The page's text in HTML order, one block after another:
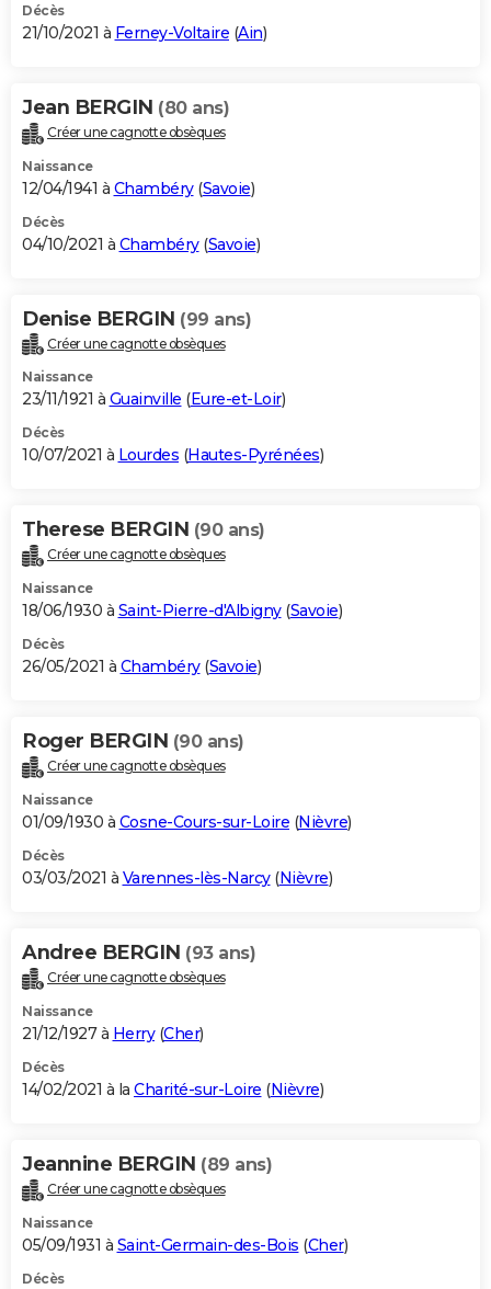
Décès
21/10/2021 à Ferney-Voltaire (Ain)
Jean BERGIN (80 ans)
Créer une cagnotte obsèques
Naissance
12/04/1941 à Chambéry(Savoie)
Décès
04/10/2021 à Chambéry(Savoie)
Denise BERGIN (99 ans)
Créer une cagnotte obsèques
Naissance
23/11/1921 à Guainville (Eure-et-Loir)
Décès
10/07/2021 à Lourdes (Hautes-Pyrénées)
Therese BERGIN (90 ans)
Créer une cagnotte obsèques
Naissance
18/06/1930 à Saint-Pierre-d'Albigny(Savoie)
Décès
26/05/2021 à Chambéry(Savoie)
Roger BERGIN (90 ans)
Créer une cagnotte obsèques
Naissance
01/09/1930 à Cosne-Cours-sur-Loire (Nièvre)
Décès
03/03/2021 à Varennes-lès-Narcy(Nièvre)
Andree BERGIN (93 ans)
Créer une cagnotte obsèques
Naissance
21/12/1927 à Herry(Cher)
Décès
14/02/2021 à la Charité-sur-Loire (Nièvre)
Jeannine BERGIN (89 ans)
Créer une cagnotte obsèques
Naissance
05/09/1931 à Saint-Germain-des-Bois (Cher)
Décès